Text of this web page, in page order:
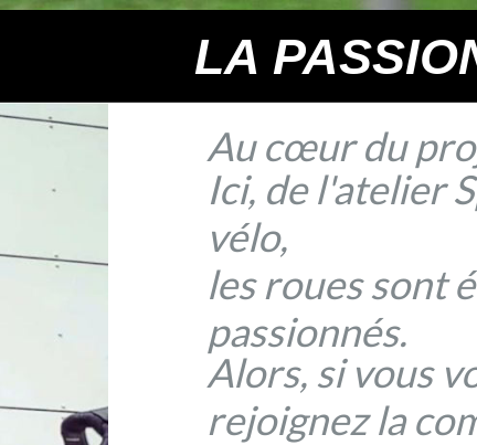
Au cœur du
Ici, de l'atelier
vélo,
les roues sont
passionnés.
Alors, si vous
rejoignez la
LA